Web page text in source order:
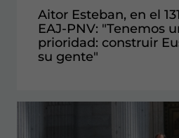
Aitor Esteban, en el
EAJ-PNV: "Tenemos
prioridad: construir
su gente"